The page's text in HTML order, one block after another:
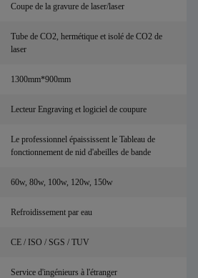
Coupe de la gravure de laser/laser
Tube de CO2, hermétique et isolé de CO2 de
laser
1300mm*900mm
Lecteur Engraving et logiciel de coupure
Le professionnel épaississent le Tableau de
fonctionnement de nid d'abeilles de bande
60w, 80w, 100w, 120w, 150w
Refroidissement par eau
CE / ISO / SGS / TUV
Service d'ingénieurs à l'étranger